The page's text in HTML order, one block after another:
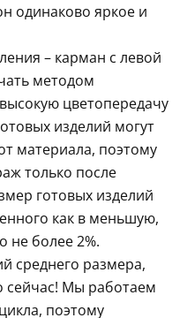
одинаково яркое и
– карман с левой
методом
цветопередачу
изделий могут
материала, поэтому
только после
готовых изделий
как в меньшую,
не более 2%.
среднего размера,
сейчас! Мы работаем
поэтому